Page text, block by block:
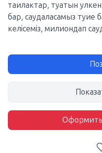
таилактар, туатын
бар, саудаласамыз туие
келісеміз, милиондап